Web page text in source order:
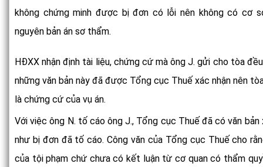
không chứng minh được bị đơn có lỗi nên không có cơ
nguyên bản án sơ thẩm.
HĐXX nhận định tài liệu, chứng cứ mà ông J. gửi cho tòa
những văn bản này đã được Tổng cục Thuế xác nhận nên
là chứng cứ của vụ án.
Với việc ông N. tố cáo ông J., Tổng cục Thuế đã có văn
như bị đơn đã tố cáo. Công văn của Tổng cục Thuế cho
của tội phạm chứ chưa có kết luận từ cơ quan có thẩm